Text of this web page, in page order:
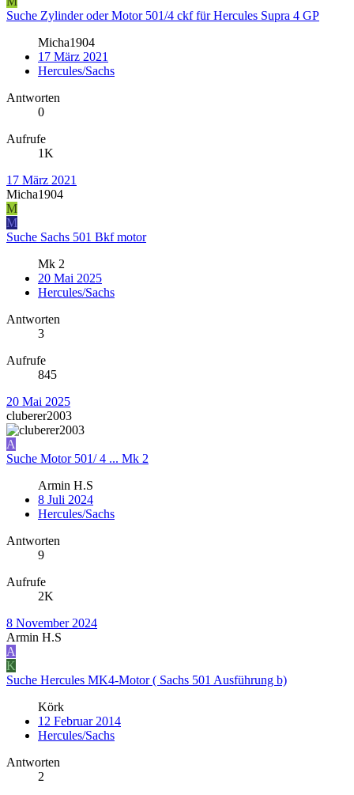
Suche Zylinder oder Motor 501/4 ckf für Hercules Supra 4 GP
Micha1904
17 März 2021
Hercules/Sachs
Antworten
0
Aufrufe
1K
17 März 2021
Micha1904
M
M
Suche Sachs 501 Bkf motor
Mk 2
20 Mai 2025
Hercules/Sachs
Antworten
3
Aufrufe
845
20 Mai 2025
cluberer2003
A
Suche Motor 501/ 4 ... Mk 2
Armin H.S
8 Juli 2024
Hercules/Sachs
Antworten
9
Aufrufe
2K
8 November 2024
Armin H.S
A
K
Suche Hercules MK4-Motor ( Sachs 501 Ausführung b)
Körk
12 Februar 2014
Hercules/Sachs
Antworten
2